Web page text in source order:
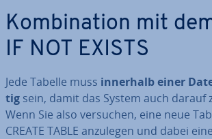
Kom­bi­na­ti­on mit
IF NOT EXISTS
Jede Tabelle muss innerhalb einer
tig sein, damit das System auch darauf
Wenn Sie also versuchen, eine neue
CREATE TABLE anzulegen und dabei